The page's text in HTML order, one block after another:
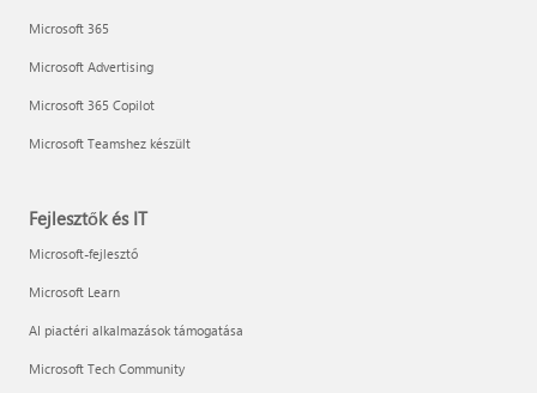
Microsoft 365
Microsoft Advertising
Microsoft 365 Copilot
Microsoft Teamshez készült
Fejlesztők és IT
Microsoft-fejlesztő
Microsoft Learn
AI piactéri alkalmazások támogatása
Microsoft Tech Community